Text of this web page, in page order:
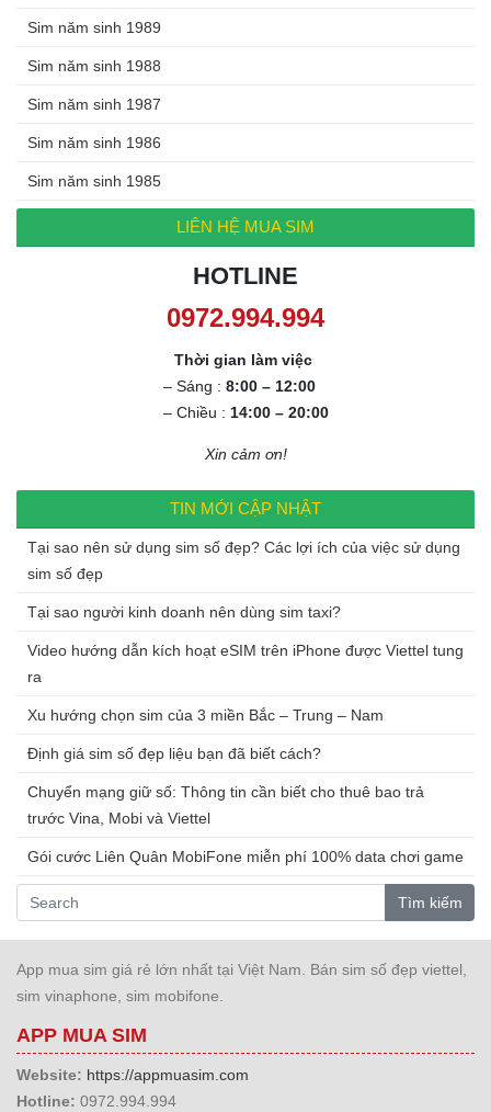
Sim năm sinh 1989
Sim năm sinh 1988
Sim năm sinh 1987
Sim năm sinh 1986
Sim năm sinh 1985
LIÊN HỆ MUA SIM
HOTLINE
0972.994.994
Thời gian làm việc
– Sáng : 8:00 – 12:00
– Chiều : 14:00 – 20:00
Xin cảm ơn!
TIN MỚI CẬP NHẬT
Tại sao nên sử dụng sim số đẹp? Các lợi ích của việc sử dụng
sim số đẹp
Tại sao người kinh doanh nên dùng sim taxi?
Video hướng dẫn kích hoạt eSIM trên iPhone được Viettel tung
ra
Xu hướng chọn sim của 3 miền Bắc – Trung – Nam
Định giá sim số đẹp liệu bạn đã biết cách?
Chuyển mạng giữ số: Thông tin cần biết cho thuê bao trả
trước Vina, Mobi và Viettel
Gói cước Liên Quân MobiFone miễn phí 100% data chơi game
Tìm kiếm
App mua sim giá rẻ lớn nhất tại Việt Nam. Bán sim số đẹp viettel,
sim vinaphone, sim mobifone.
APP MUA SIM
Website: https://appmuasim.com
Hotline: 0972.994.994